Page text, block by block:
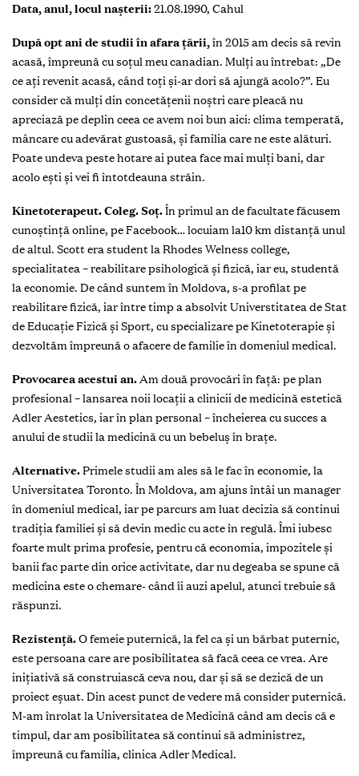
Data, anul, locul nașterii:21.08.1990, Cahul
După opt ani de studii în afara țării,în 2015 am decis să revin
acasă, împreună cu soțul meu canadian. Mulți au întrebat: „De
ce ați revenit acasă, când toți și-ar dori să ajungă acolo?”. Eu
consider că mulți din concetățenii noștri care pleacă nu
apreciază pe deplin ceea ce avem noi bun aici: clima temperată,
mâncare cu adevărat gustoasă, și familia care ne este alături.
Poate undeva peste hotare ai putea face mai mulți bani, dar
acolo ești și vei fi întotdeauna străin.
Kinetoterapeut. Coleg. Soț.În primul an de facultate făcusem
cunoștință online, pe Facebook… locuiam la10 km distanță unul
de altul. Scott era student la Rhodes Welness college,
specialitatea – reabilitare psihologică și fizică, iar eu, studentă
la economie. De când suntem în Moldova, s-a profilat pe
reabilitare fizică, iar între timp a absolvit Universtitatea de Stat
de Educație Fizică și Sport, cu specializare pe Kinetoterapie și
dezvoltăm împreună o afacere de familie în domeniul medical.
Provocarea acestui an.Am două provocări în față: pe plan
profesional – lansarea noii locații a clinicii de medicină estetică
Adler Aestetics, iar în plan personal – încheierea cu succes a
anului de studii la medicină cu un bebeluș în brațe.
Alternative.Primele studii am ales să le fac în economie, la
Universitatea Toronto. În Moldova, am ajuns întâi un manager
în domeniul medical, iar pe parcurs am luat decizia să continui
tradiția familiei și să devin medic cu acte în regulă. Îmi iubesc
foarte mult prima profesie, pentru că economia, impozitele și
banii fac parte din orice activitate, dar nu degeaba se spune că
medicina este o chemare- când îi auzi apelul, atunci trebuie să
răspunzi.
Rezistență.O femeie puternică, la fel ca și un bărbat puternic,
este persoana care are posibilitatea să facă ceea ce vrea. Are
inițiativă să construiască ceva nou, dar și să se dezică de un
proiect eșuat. Din acest punct de vedere mă consider puternică.
M-am înrolat la Universitatea de Medicină când am decis că e
timpul, dar am posibilitatea să continui să administrez,
împreună cu familia, clinica Adler Medical.